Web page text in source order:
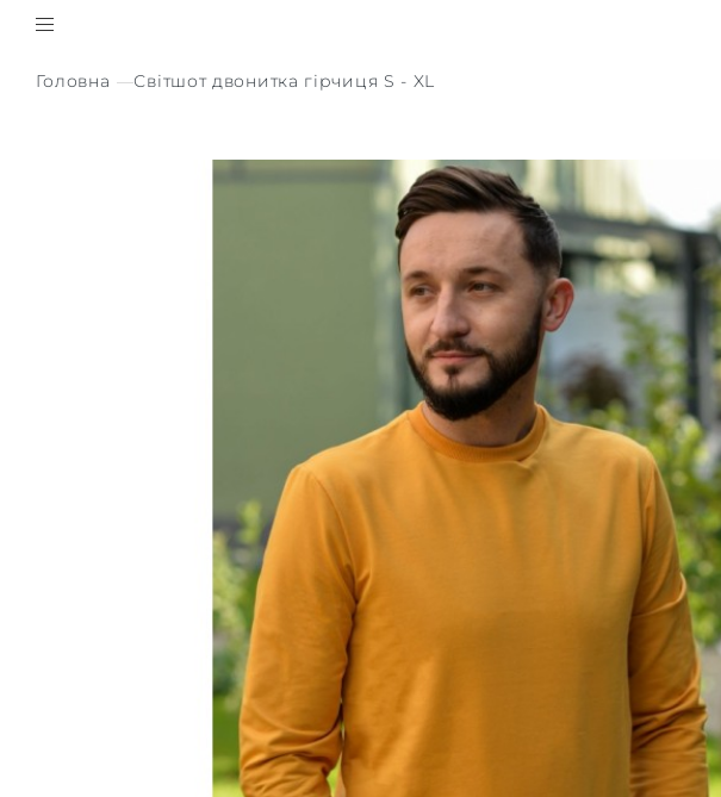
Головна Світшот двонитка гірчиця S - XL